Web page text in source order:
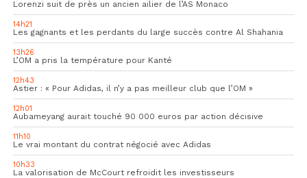
Lorenzi suit de près un ancien ailier de l’AS Monaco
14h21
Les gagnants et les perdants du large succès contre Al Shahania
13h26
L’OM a pris la température pour Kanté
12h43
Astier : « Pour Adidas, il n’y a pas meilleur club que l’OM »
12h01
Aubameyang aurait touché 90 000 euros par action décisive
11h10
Le vrai montant du contrat négocié avec Adidas
10h33
La valorisation de McCourt refroidit les investisseurs